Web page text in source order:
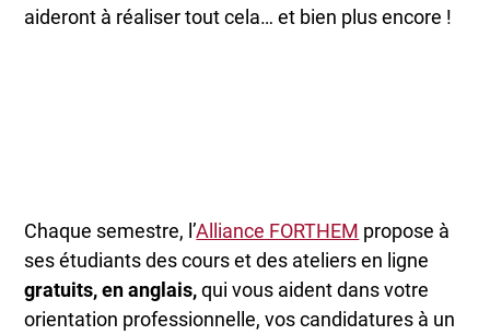
aideront à réaliser tout cela… et bien plus encore !
Chaque semestre, l’Alliance FORTHEM propose à
ses étudiants des cours et des ateliers en ligne
gratuits, en anglais,qui vous aident dans votre
orientation professionnelle, vos candidatures à un